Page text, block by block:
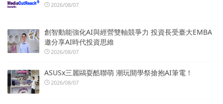
2026/08/07
創智動能強化AI與經營雙軸競爭力 投資長受臺大EMBA
邀分享AI時代投資思維
2026/08/07
ASUSx三麗鷗耍酷聯萌 潮玩開學祭搶抱AI筆電！
2026/08/07